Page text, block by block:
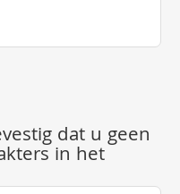
dat u geen
in het